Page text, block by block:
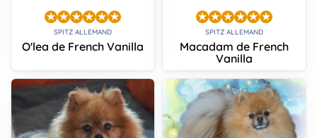
SPITZ ALLEMAND
O'lea de French Vanilla
SPITZ ALLEMAND
Macadam de French
Vanilla